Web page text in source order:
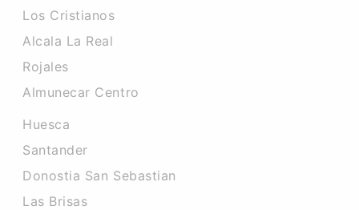
Los Cristianos
Alcala La Real
Rojales
Almunecar Centro
Huesca
Santander
Donostia San Sebastian
Las Brisas